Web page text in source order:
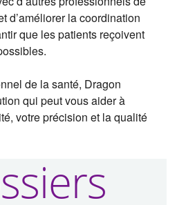
d’améliorer la coordination
que les patients reçoivent
de la santé, Dragon
qui peut vous aider à
votre précision et la qualité